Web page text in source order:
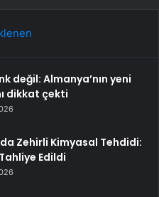
değil: Almanya’nın yeni
dikkat çekti
Zehirli Kimyasal Tehdidi:
Edildi